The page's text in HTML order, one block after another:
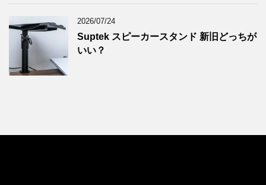
2024年4月(8)
2024年3月(8)
2024年2月(8)
2024年1月 (7)
2023年12月
2026/07/24
Suptek スピーカースタンド 新旧どっちが
いい？